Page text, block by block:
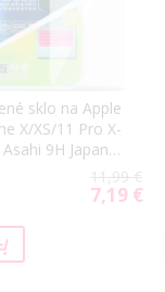
sklo na Apple
X/XS/11 Pro X-
9H Japan
11,99 €
Special
7,19 €